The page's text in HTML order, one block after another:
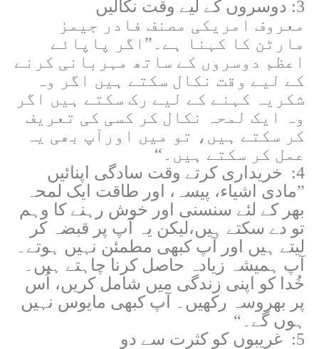
3: دوسروں کے لیے وقت نکالیں
معروف امریکی مصنف فادر جیمز
مارٹن کا کہنا ہے۔”اگر پاپائے
اعظم دوسروں کے ساتھ مہربانی کرنے
کے لیے وقت نکال سکتے ہیں اگر وہ
شکریہ کہنے کے لیے رک سکتے ہیں اگر
وہ ایک لمحہ نکال کر کسی کی تعریف
کر سکتے ہیں، تو میں اورآپ بھی یہ
عمل کر سکتے ہیں۔“
4: خریداری کرتے وقت سادگی اپنائیں
”مادی اشیاء، پیسہ، اور طاقت ایک لمحہ
بھر کے لئے سنسنی اور خوش رہنے کا وہم
تو دے سکتے ہیں،لیکن یہ آپ پر قبضہ کر
لیتے ہیں اور آپ کبھی مطمئن نہیں ہوتے۔
آپ ہمیشہ زیادہ حاصل کرنا چاہتے ہیں۔
خُدا کو اپنی زندگی میں شامل کریں، اُس
پر بھروسہ رکھیں۔ آپ کبھی مایوس نہیں
ہوں گے۔“
5: غریبوں کو کثرت سے دو